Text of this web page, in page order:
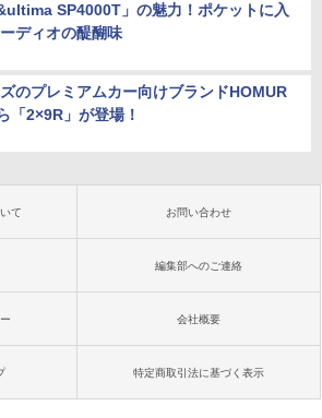
SP4000T」の魅力！ポケットに入
ディオの醍醐味
のプレミアムカー向けブランドHOMUR
「2×9R」が登場！
て お問い合わせ
編集部へのご連絡
会社概要
特定商取引法に基づく表示